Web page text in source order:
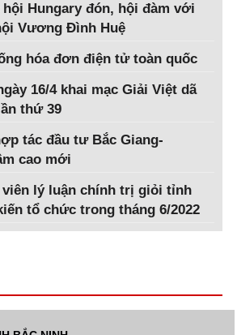
Hungary đón, hội đàm với
Vương Đình Huệ
hóa đơn điện tử toàn quốc
16/4 khai mạc Giải Việt dã
thứ 39
tác đầu tư Bắc Giang-
cao mới
lý luận chính trị giỏi tỉnh
tổ chức trong tháng 6/2022